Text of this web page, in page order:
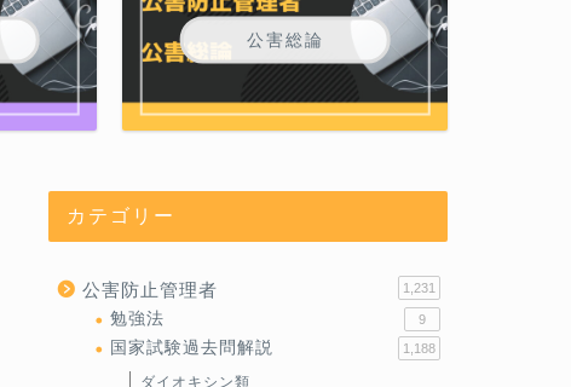
公害総論
カテゴリー
公害防止管理者 1,231
勉強法 9
国家試験過去問解説 1,188
ダイオキシン類